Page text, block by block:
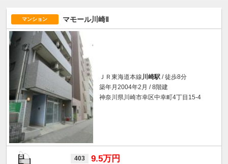
マンション マモール川崎Ⅱ
ＪＲ東海道本線川崎駅 / 徒歩8分
築年月2004年2月 / 8階建
神奈川県川崎市幸区中幸町4丁目15-4
403 9.5万円